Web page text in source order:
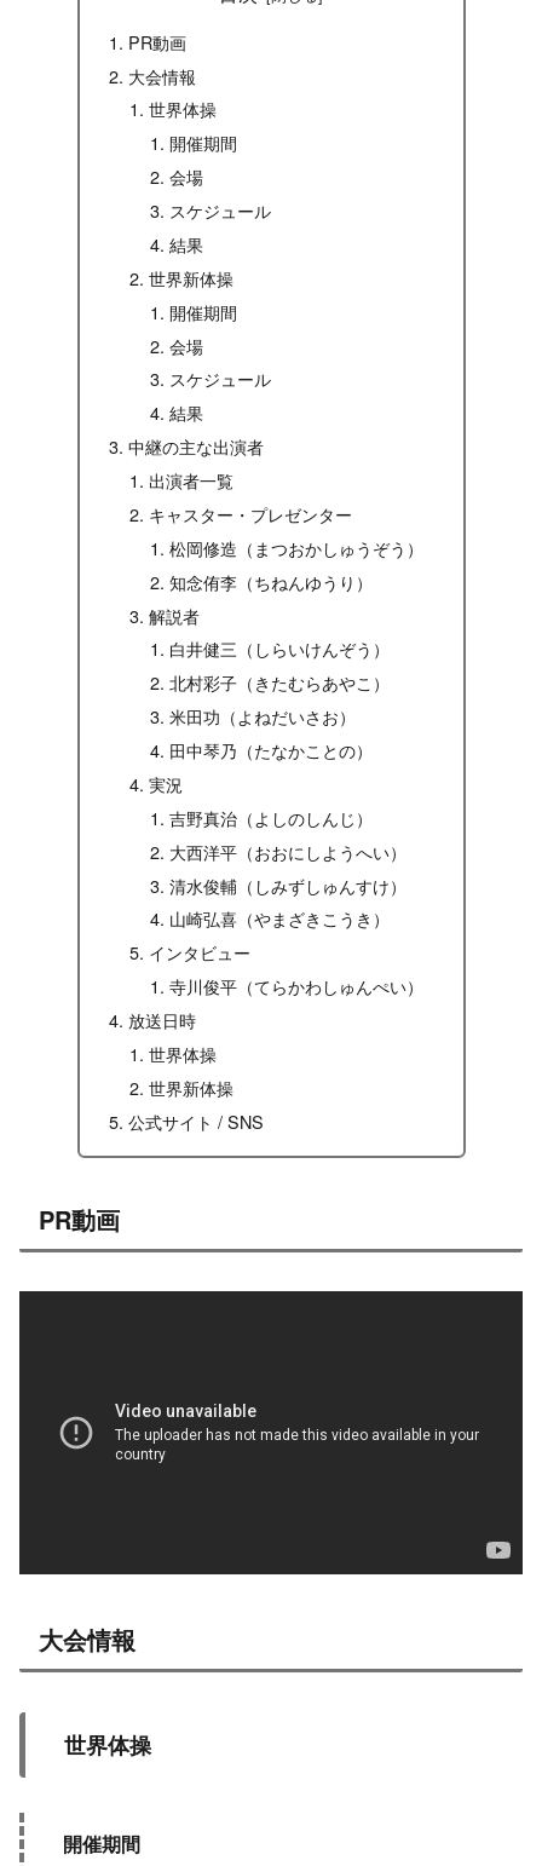
PR動画
大会情報
世界体操
開催期間
会場
スケジュール
結果
世界新体操
開催期間
会場
スケジュール
結果
中継の主な出演者
出演者一覧
キャスター・プレゼンター
松岡修造（まつおかしゅうぞう）
知念侑李（ちねんゆうり）
解説者
白井健三（しらいけんぞう）
北村彩子（きたむらあやこ）
米田功（よねだいさお）
田中琴乃（たなかことの）
実況
吉野真治（よしのしんじ）
大西洋平（おおにしようへい）
清水俊輔（しみずしゅんすけ）
山崎弘喜（やまざきこうき）
インタビュー
寺川俊平（てらかわしゅんぺい）
放送日時
世界体操
世界新体操
公式サイト / SNS
PR動画
大会情報
世界体操
開催期間